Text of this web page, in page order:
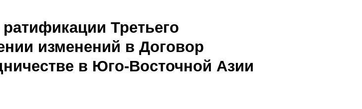
Третьего
изменений в Договор
в Юго-Восточной Азии